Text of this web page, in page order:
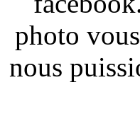
photo
nous